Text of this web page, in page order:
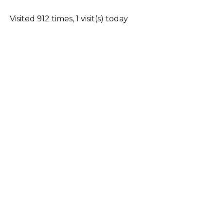
Visited 912 times, 1 visit(s) today